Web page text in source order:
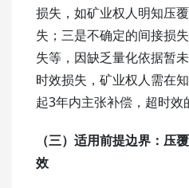
损失，如矿业权人明知压
失；三是不确定的间接损
失等，因缺乏量化依据暂
时效损失，矿业权人需在
起3年内主张补偿，超时效
（三）适用前提边界：压
效